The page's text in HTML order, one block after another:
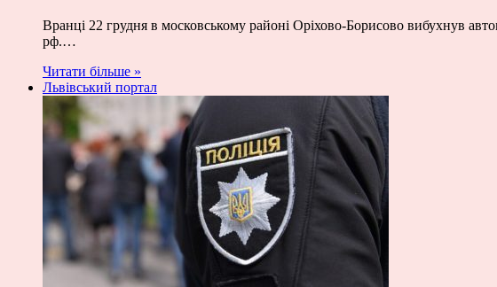
Вранці 22 грудня в московському районі Оріхово-Борисово вибухнув
рф.…
Читати більше »
Львівський портал